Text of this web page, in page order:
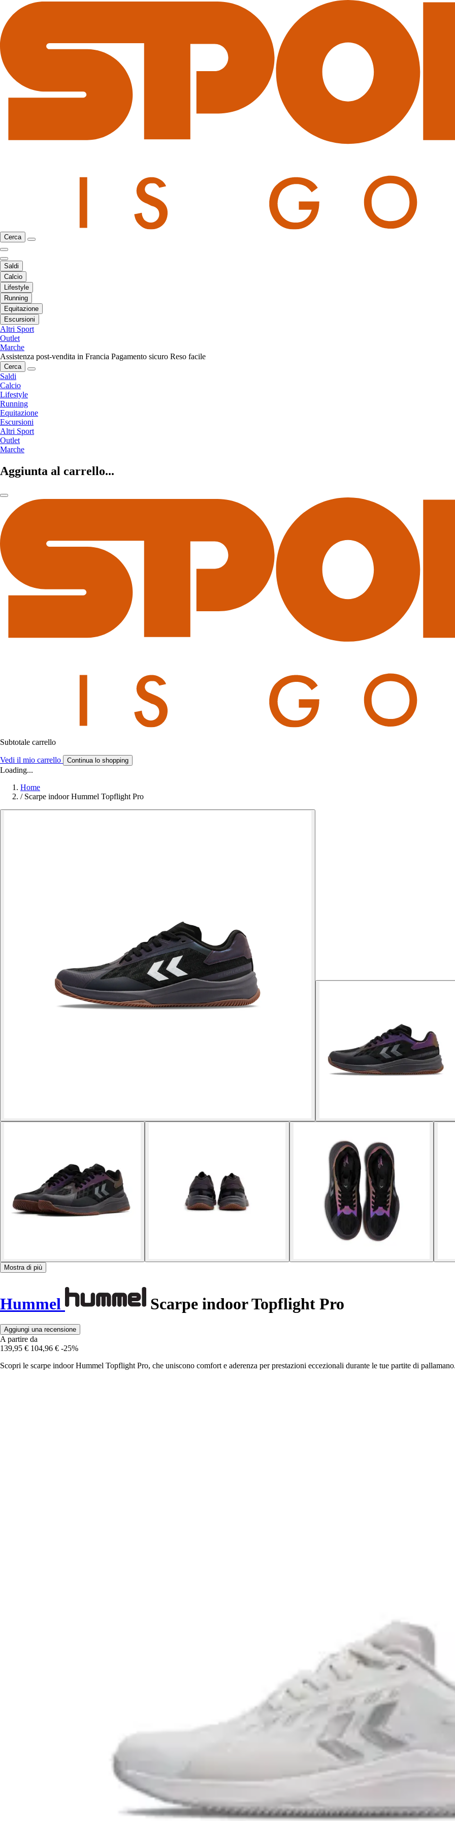
Cerca
Saldi
Calcio
Lifestyle
Running
Equitazione
Escursioni
Altri Sport
Outlet
Marche
Assistenza post-vendita in Francia Pagamento sicuro Reso facile
Cerca
Saldi
Calcio
Lifestyle
Running
Equitazione
Escursioni
Altri Sport
Outlet
Marche
Aggiunta al carrello...
Subtotale carrello
Vedi il mio carrello Continua lo shopping
Loading...
Home
/ Scarpe indoor Hummel Topflight Pro
Mostra di più
Hummel Scarpe indoor Topflight Pro
Aggiungi una recensione
A partire da
139,95 € 104,96 € -25%
Scopri le scarpe indoor Hummel Topflight Pro, che uniscono comfort e aderenza per prestazioni eccezionali durante le tue partite di